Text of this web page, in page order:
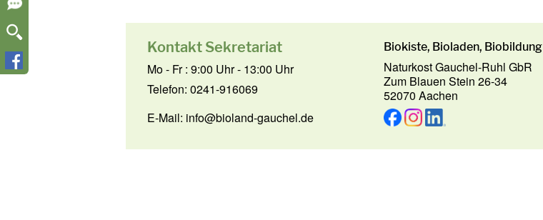
Kontakt Sekretariat
Mo - Fr : 9:00 Uhr - 13:00 Uhr
Telefon: 0241-916069
E-Mail: info@bioland-gauchel.de
Biokiste, Bioladen, Biobildung
Naturkost Gauchel-Ruhl GbR
Zum Blauen Stein 26-34
52070 Aachen